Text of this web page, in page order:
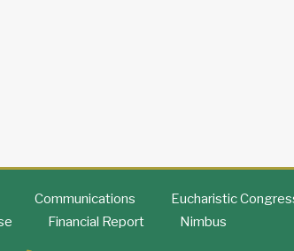
Communications
Eucharistic
Financial Report Nimbus